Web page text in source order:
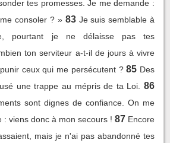
tes promesses. Je me demande :
consoler ? » 83 Je suis semblable à
pourtant je ne délaisse pas tes
ton serviteur a-t-il de jours à vivre
ceux qui me persécutent ? 85 Des
une trappe au mépris de ta Loi.
86
sont dignes de confiance. On me
: viens donc à mon secours ! 87 Encore
mais je n'ai pas abandonné tes